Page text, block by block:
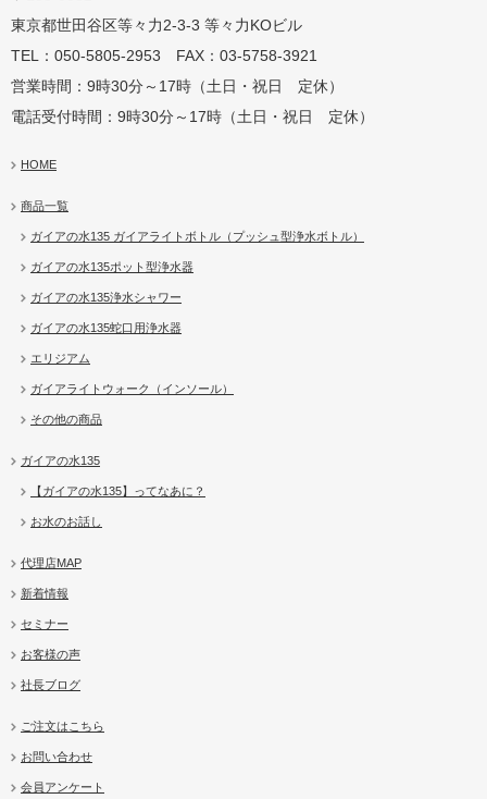
東京都世田谷区等々力2-3-3 等々力KOビル
TEL：050-5805-2953 FAX：03-5758-3921
営業時間：9時30分～17時（土日・祝日 定休）
電話受付時間：9時30分～17時（土日・祝日 定休）
HOME
商品一覧
ガイアの水135 ガイアライトボトル（プッシュ型浄水ボトル）
ガイアの水135ポット型浄水器
ガイアの水135浄水シャワー
ガイアの水135蛇口用浄水器
エリジアム
ガイアライトウォーク（インソール）
その他の商品
ガイアの水135
【ガイアの水135】ってなあに？
お水のお話し
代理店MAP
新着情報
セミナー
お客様の声
社長ブログ
ご注文はこちら
お問い合わせ
会員アンケート